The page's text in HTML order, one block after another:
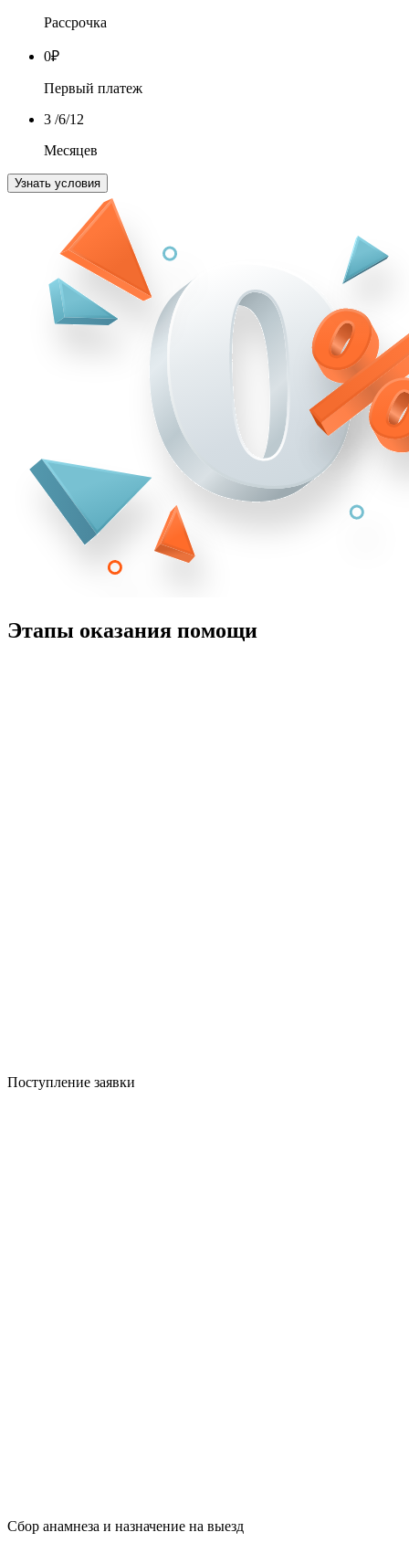
Рассрочка
0₽
Первый платеж
3 /6/12
Месяцев
Узнать условия
Этапы оказания помощи
Поступление заявки
Сбор анамнеза и назначение на выезд